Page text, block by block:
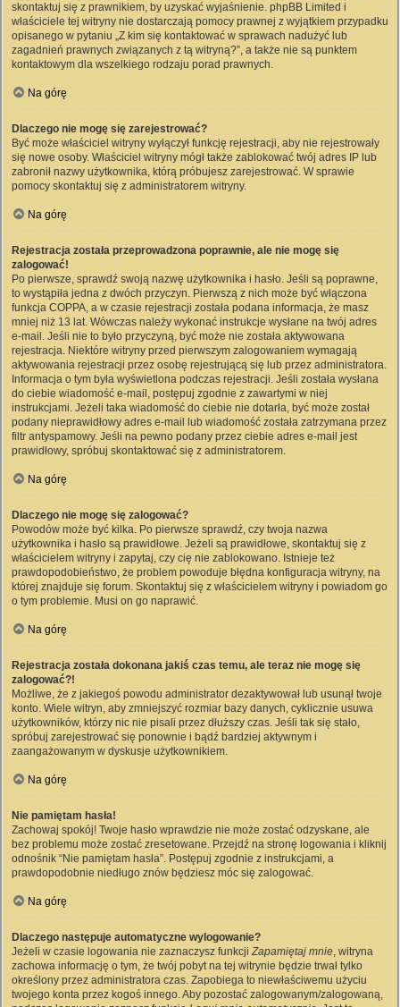
skontaktuj się z prawnikiem, by uzyskać wyjaśnienie. phpBB Limited i
właściciele tej witryny nie dostarczają pomocy prawnej z wyjątkiem przypadku
opisanego w pytaniu „Z kim się kontaktować w sprawach nadużyć lub
zagadnień prawnych związanych z tą witryną?”, a także nie są punktem
kontaktowym dla wszelkiego rodzaju porad prawnych.
Na górę
Dlaczego nie mogę się zarejestrować?
Być może właściciel witryny wyłączył funkcję rejestracji, aby nie rejestrowały
się nowe osoby. Właściciel witryny mógł także zablokować twój adres IP lub
zabronił nazwy użytkownika, którą próbujesz zarejestrować. W sprawie
pomocy skontaktuj się z administratorem witryny.
Na górę
Rejestracja została przeprowadzona poprawnie, ale nie mogę się
zalogować!
Po pierwsze, sprawdź swoją nazwę użytkownika i hasło. Jeśli są poprawne,
to wystąpiła jedna z dwóch przyczyn. Pierwszą z nich może być włączona
funkcja COPPA, a w czasie rejestracji została podana informacja, że masz
mniej niż 13 lat. Wówczas należy wykonać instrukcje wysłane na twój adres
e-mail. Jeśli nie to było przyczyną, być może nie została aktywowana
rejestracja. Niektóre witryny przed pierwszym zalogowaniem wymagają
aktywowania rejestracji przez osobę rejestrującą się lub przez administratora.
Informacja o tym była wyświetlona podczas rejestracji. Jeśli została wysłana
do ciebie wiadomość e-mail, postępuj zgodnie z zawartymi w niej
instrukcjami. Jeżeli taka wiadomość do ciebie nie dotarła, być może został
podany nieprawidłowy adres e-mail lub wiadomość została zatrzymana przez
filtr antyspamowy. Jeśli na pewno podany przez ciebie adres e-mail jest
prawidłowy, spróbuj skontaktować się z administratorem.
Na górę
Dlaczego nie mogę się zalogować?
Powodów może być kilka. Po pierwsze sprawdź, czy twoja nazwa
użytkownika i hasło są prawidłowe. Jeżeli są prawidłowe, skontaktuj się z
właścicielem witryny i zapytaj, czy cię nie zablokowano. Istnieje też
prawdopodobieństwo, że problem powoduje błędna konfiguracja witryny, na
której znajduje się forum. Skontaktuj się z właścicielem witryny i powiadom go
o tym problemie. Musi on go naprawić.
Na górę
Rejestracja została dokonana jakiś czas temu, ale teraz nie mogę się
zalogować?!
Możliwe, że z jakiegoś powodu administrator dezaktywował lub usunął twoje
konto. Wiele witryn, aby zmniejszyć rozmiar bazy danych, cyklicznie usuwa
użytkowników, którzy nic nie pisali przez dłuższy czas. Jeśli tak się stało,
spróbuj zarejestrować się ponownie i bądź bardziej aktywnym i
zaangażowanym w dyskusje użytkownikiem.
Na górę
Nie pamiętam hasła!
Zachowaj spokój! Twoje hasło wprawdzie nie może zostać odzyskane, ale
bez problemu może zostać zresetowane. Przejdź na stronę logowania i kliknij
odnośnik “Nie pamiętam hasła”. Postępuj zgodnie z instrukcjami, a
prawdopodobnie niedługo znów będziesz móc się zalogować.
Na górę
Dlaczego następuje automatyczne wylogowanie?
Jeżeli w czasie logowania nie zaznaczysz funkcjiZapamiętaj mnie, witryna
zachowa informację o tym, że twój pobyt na tej witrynie będzie trwał tylko
określony przez administratora czas. Zapobiega to niewłaściwemu użyciu
twojego konta przez kogoś innego. Aby pozostać zalogowanym/zalogowaną,